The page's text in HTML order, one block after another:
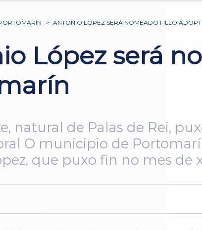
> ANTONIO LÓPEZ SERÁ NOMEADO FILLO
López será
natural de Palas de Rei,
O municipio de
que puxo fin no mes de